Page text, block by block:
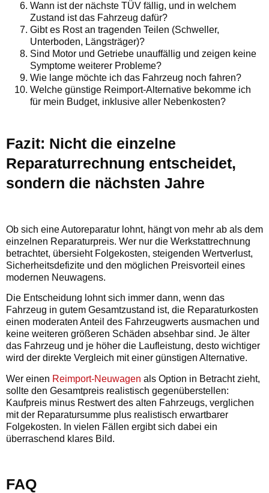
Wann ist der nächste TÜV fällig, und in welchem
Zustand ist das Fahrzeug dafür?
Gibt es Rost an tragenden Teilen (Schweller,
Unterboden, Längsträger)?
Sind Motor und Getriebe unauffällig und zeigen keine
Symptome weiterer Probleme?
Wie lange möchte ich das Fahrzeug noch fahren?
Welche günstige Reimport-Alternative bekomme ich
für mein Budget, inklusive aller Nebenkosten?
Fazit: Nicht die einzelne
Reparaturrechnung entscheidet,
sondern die nächsten Jahre
Ob sich eine Autoreparatur lohnt, hängt von mehr ab als dem
einzelnen Reparaturpreis. Wer nur die Werkstattrechnung
betrachtet, übersieht Folgekosten, steigenden Wertverlust,
Sicherheitsdefizite und den möglichen Preisvorteil eines
modernen Neuwagens.
Die Entscheidung lohnt sich immer dann, wenn das
Fahrzeug in gutem Gesamtzustand ist, die Reparaturkosten
einen moderaten Anteil des Fahrzeugwerts ausmachen und
keine weiteren größeren Schäden absehbar sind. Je älter
das Fahrzeug und je höher die Laufleistung, desto wichtiger
wird der direkte Vergleich mit einer günstigen Alternative.
Wer einen Reimport-Neuwagen als Option in Betracht zieht,
sollte den Gesamtpreis realistisch gegenüberstellen:
Kaufpreis minus Restwert des alten Fahrzeugs, verglichen
mit der Reparatursumme plus realistisch erwartbarer
Folgekosten. In vielen Fällen ergibt sich dabei ein
überraschend klares Bild.
FAQ